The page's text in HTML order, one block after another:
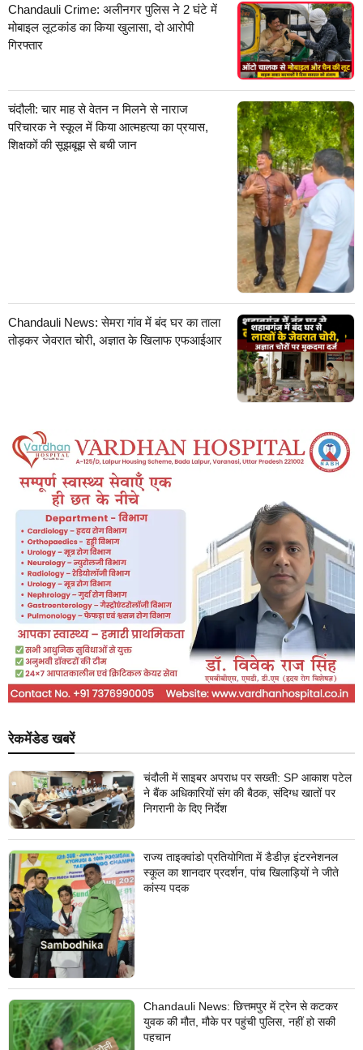
Chandauli Crime: अलीनगर पुलिस ने 2 घंटे में
मोबाइल लूटकांड का किया खुलासा, दो आरोपी
गिरफ्तार
चंदौली: चार माह से वेतन न मिलने से नाराज
परिचारक ने स्कूल में किया आत्महत्या का प्रयास,
शिक्षकों की सूझबूझ से बची जान
Chandauli News: सेमरा गांव में बंद घर का ताला
तोड़कर जेवरात चोरी, अज्ञात के खिलाफ एफआईआर
रेकमेंडेड खबरें
चंदौली में साइबर अपराध पर सख्ती: SP आकाश पटेल
ने बैंक अधिकारियों संग की बैठक, संदिग्ध खातों पर
निगरानी के दिए निर्देश
राज्य ताइक्वांडो प्रतियोगिता में डैडीज़ इंटरनेशनल
स्कूल का शानदार प्रदर्शन, पांच खिलाड़ियों ने जीते
कांस्य पदक
Chandauli News: छित्तमपुर में ट्रेन से कटकर
युवक की मौत, मौके पर पहुंची पुलिस, नहीं हो सकी
पहचान